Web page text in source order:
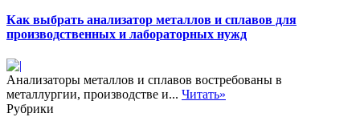
Как выбрать анализатор металлов и сплавов для
производственных и лабораторных нужд
Анализаторы металлов и сплавов востребованы в
металлургии, производстве и... Читать»
Рубрики